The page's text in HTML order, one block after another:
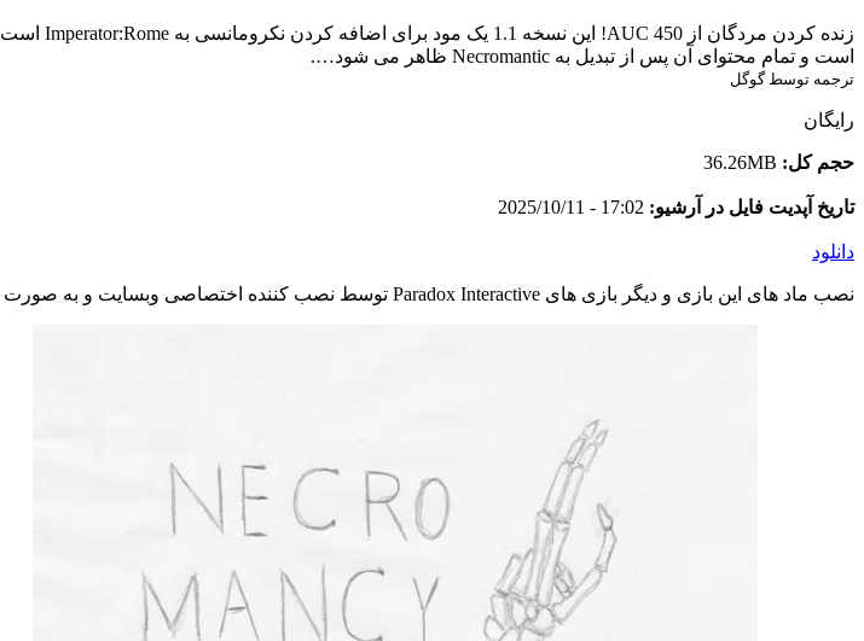
است و تمام محتوای آن پس از تبدیل به Necromantic ظاهر می شود….
ترجمه توسط گوگل
رایگان
حجم کل: 36.26MB
تاریخ آپدیت فایل در آرشیو: 17:02 - 2025/10/11
دانلود
نصب ماد های این بازی و دیگر بازی های Paradox Interactive توسط نصب کننده اختصاصی وبسایت و به صورت خودکار انجام می شود. در صورت مشاهده اشکال در ماد اینستالر با پشتیبانی تماس بگیرید.